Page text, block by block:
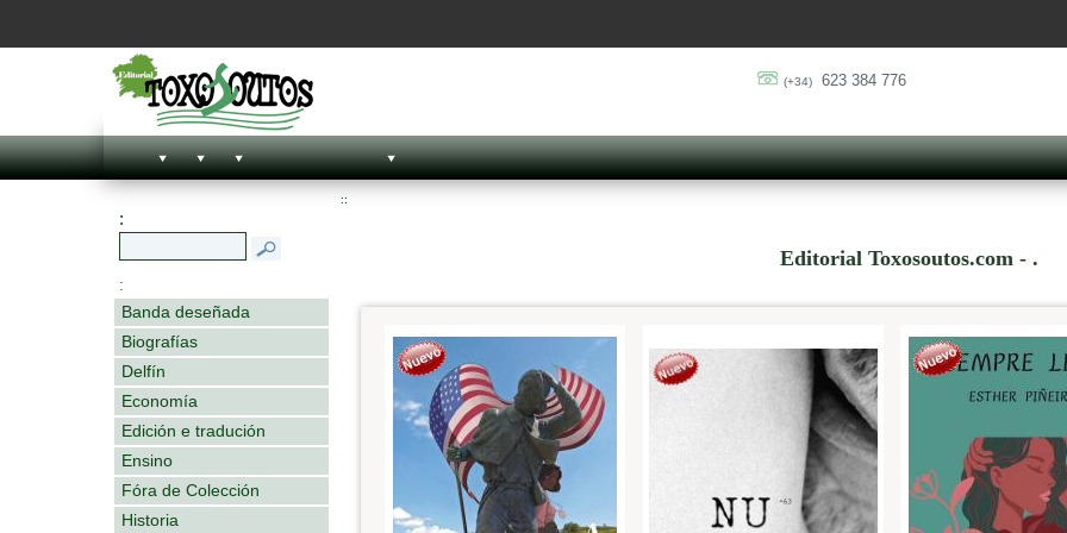
(+34) 623 384 776
:
:
Banda deseñada
Biografías
Delfín
Economía
Edición e tradución
Ensino
Fóra de Colección
Historia
::
Editorial Toxosoutos.com - .